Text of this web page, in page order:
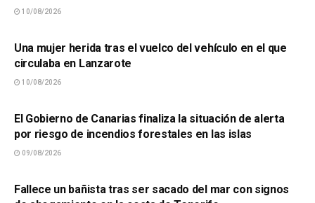
10/08/2026
Una mujer herida tras el vuelco del vehículo en el que
circulaba en Lanzarote
10/08/2026
El Gobierno de Canarias finaliza la situación de alerta
por riesgo de incendios forestales en las islas
09/08/2026
Fallece un bañista tras ser sacado del mar con signos